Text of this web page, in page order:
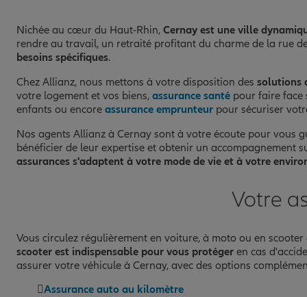
Nichée au cœur du Haut-Rhin, Cernay est une ville
rendre au travail, un retraité profitant du charme de la rue
besoins spécifiques.
Chez Allianz, nous mettons à votre disposition des solutions
votre logement et vos biens, assurance santé pour faire face
enfants ou encore assurance emprunteur pour sécuriser
Nos agents Allianz à Cernay sont à votre écoute pour vous
bénéficier de leur expertise et obtenir un accompagnement
assurances s'adaptent à votre mode de vie et à votre
Votre
Vous circulez régulièrement en voiture, à moto ou en
scooter est indispensable pour vous protéger en cas
assurer votre véhicule à Cernay, avec des options
Assurance auto au kilomètre